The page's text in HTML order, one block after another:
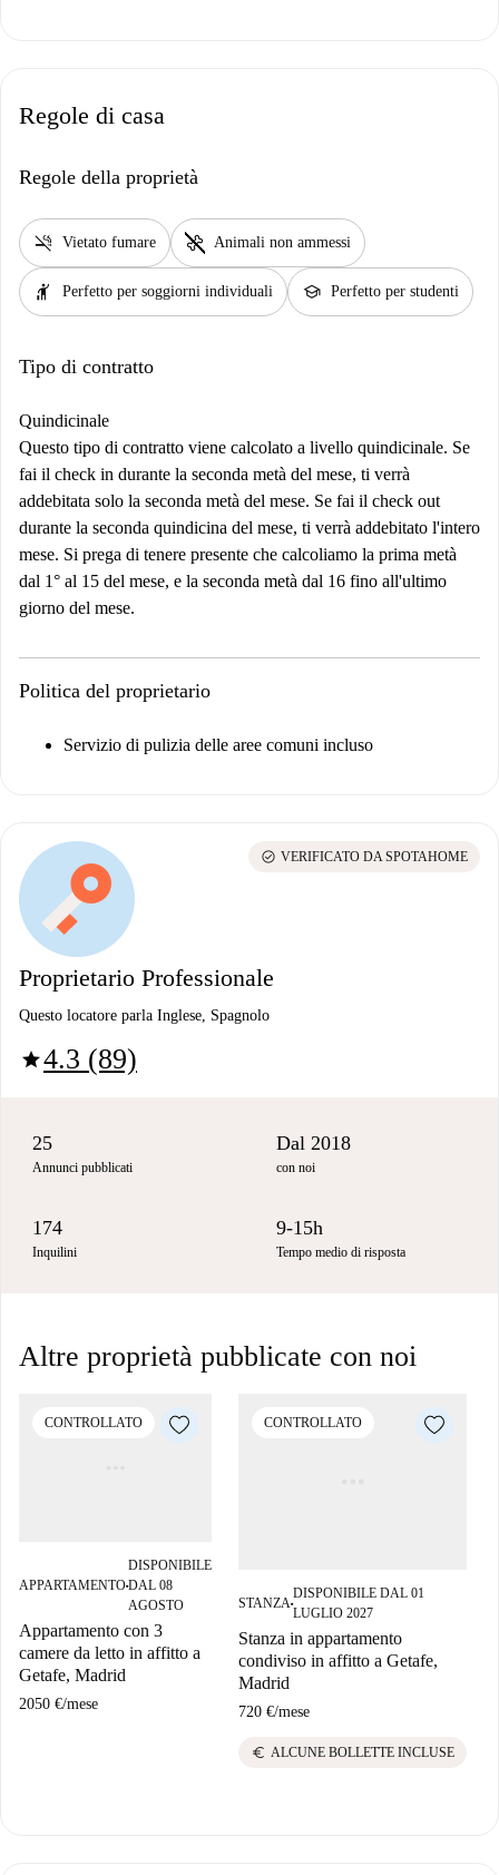
Regole di casa
Regole della proprietà
smoke_free Vietato fumare pet_supplies Animali non ammessi
hail Perfetto per soggiorni individuali school Perfetto per studenti
Tipo di contratto
Quindicinale
Questo tipo di contratto viene calcolato a livello quindicinale. Se
fai il check in durante la seconda metà del mese, ti verrà
addebitata solo la seconda metà del mese. Se fai il check out
durante la seconda quindicina del mese, ti verrà addebitato l'intero
mese. Si prega di tenere presente che calcoliamo la prima metà
dal 1° al 15 del mese, e la seconda metà dal 16 fino all'ultimo
giorno del mese.
Politica del proprietario
Servizio di pulizia delle aree comuni incluso
Proprietario Professionale
Questo locatore parla Inglese, Spagnolo
star4.3 (89)
check_circle VERIFICATO DA SPOTAHOME
25
Annunci pubblicati
Dal 2018
con noi
174
Inquilini
9-15h
Tempo medio di risposta
Altre proprietà pubblicate con noi
CONTROLLATO
APPARTAMENTO■
DISPONIBILE
DAL 08
AGOSTO
Appartamento con 3
camere da letto in affitto a
Getafe, Madrid
2050 €/mese
CONTROLLATO
STANZA■
DISPONIBILE DAL 01
LUGLIO 2027
Stanza in appartamento
condiviso in affitto a Getafe,
Madrid
720 €/mese
euro ALCUNE BOLLETTE INCLUSE